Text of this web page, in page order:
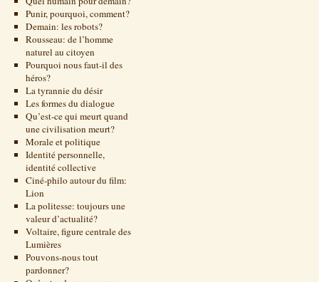
Punir, pourquoi, comment?
Demain: les robots?
Rousseau: de l’homme
naturel au citoyen
Pourquoi nous faut-il des
héros?
La tyrannie du désir
Les formes du dialogue
Qu’est-ce qui meurt quand
une civilisation meurt?
Morale et politique
Identité personnelle,
identité collective
Ciné-philo autour du film:
Lion
La politesse: toujours une
valeur d’actualité?
Voltaire, figure centrale des
Lumières
Pouvons-nous tout
pardonner?